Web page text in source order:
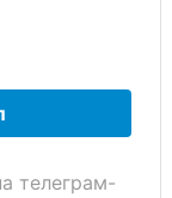
телеграм-